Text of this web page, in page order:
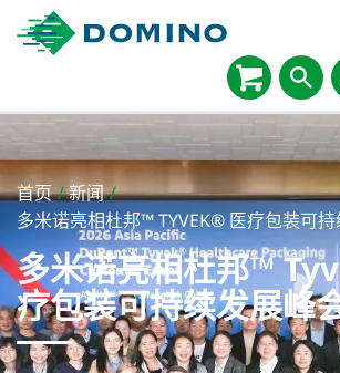
首页 /新闻 /
多米诺亮相杜邦™ TYVEK® 医疗包装可持
多米诺亮相杜邦™
疗包装可持续发展峰